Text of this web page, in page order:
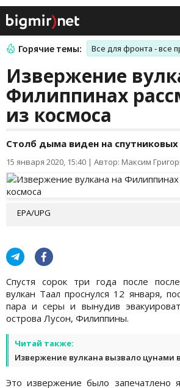
Горячие темы: Все для фронта - все
Извержение
Филиппинах
из космоса
Столб дыма виден на спутниковых
15 января 2020, 15:40 | Автор: Максим
EPA/UPG
Спустя сорок три года после
вулкан Таал проснулся 12 января,
пара и серы и вынудив
острова Лусон, Филиппины.
Читай также:
Извержение вулкана вызвало цунами
Это извержение было запечатлено